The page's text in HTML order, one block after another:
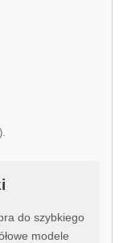
do szybkiego
modele